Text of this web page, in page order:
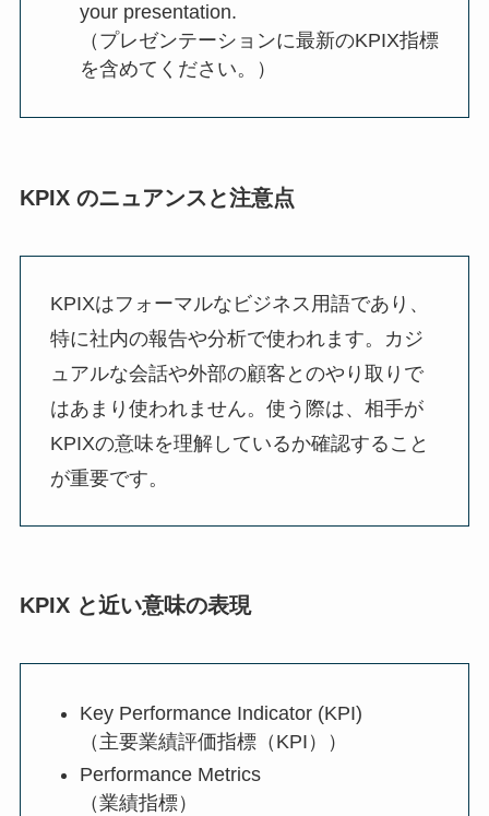
your presentation.
（プレゼンテーションに最新のKPIX指標
を含めてください。）
KPIX のニュアンスと注意点
KPIXはフォーマルなビジネス用語であり、
特に社内の報告や分析で使われます。カジ
ュアルな会話や外部の顧客とのやり取りで
はあまり使われません。使う際は、相手が
KPIXの意味を理解しているか確認すること
が重要です。
KPIX と近い意味の表現
Key Performance Indicator (KPI)
（主要業績評価指標（KPI））
Performance Metrics
（業績指標）